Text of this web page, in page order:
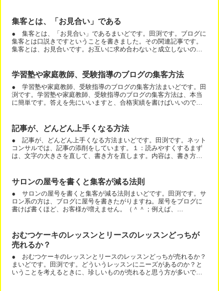
集客とは、「お見合い」である
● 集客とは、「お見合い」であるまいどです。田渕です。ブログに
集客とは口説きですということを書きました。その関連記事です。
集客とは、お見合いです。お互いに求め合わないと成立しないので
学習塾や家庭教師、受験指導のブログの集客方法
● 学習塾や家庭教師、受験指導のブログの集客方法まいどです。田
渕です。学習塾や家庭教師、受験指導のブログの集客方法は、本当
に簡単です。答えを先にいいますと、合格実績を書けばいいので
記事が、どんどん上手くなる方法
● 記事が、どんどん上手くなる方法まいどです。田渕です。ネット
コンサルでは、記事の添削をしています。１：読みやすくするまず
は、文字の大きさを直して、書き方を直します。内容は、書き方を
サロンの屋号を書くと集客が減る法則
● サロンの屋号を書くと集客が減る法則まいどです。田渕です。サ
ロン系の方は、ブログに屋号を書きたがりますね。屋号をブログに
書けば書くほど、お客様が増えません。（＾＾；例えば、
おむつケーキのレッスンとリースのレッスンどっちが
売れるか？
● おむつケーキのレッスンとリースのレッスンどっちが売れるか？
まいどです。田渕です。どういうレッスンにニーズがあるのか？と
いうことを考えるときに、珍しいものが売れると思う方が多いで